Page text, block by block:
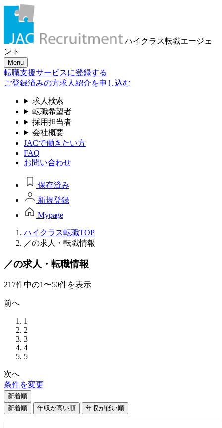
ハイクラス転職エージェ
ント
Menu
転職支援サービスに登録する
ご登録済みの方求人紹介を申し込む
求人検索
転職希望者
採用担当者
会社概要
JACで働きたい方
FAQ
お問い合わせ
保存済み
新規登録
Mypage
ハイクラス転職TOP
／の求人・転職情報
／の求人・転職情報
217件中の1〜50件を表示
前へ
1
2
3
4
5
次へ
条件を変更
新着順
新着順
年収が高い順 年収が低い順